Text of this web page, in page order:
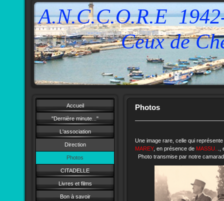
A.N.C.C.O.R.E
Ceux de
Accueil
"Dernière minute..."
L'association
Direction
Photos
CITADELLE
Livres et films
Bon à savoir
Photos
Une image rare, celle qui
MAREY, en présence de MASSU..
Photo transmise par notre